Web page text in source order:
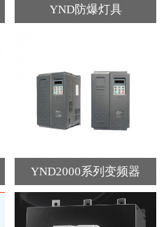
YND防爆灯具
YND2000系列变频器